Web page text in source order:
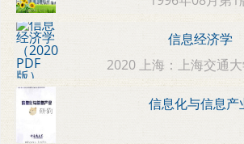
信息经济学
2020 上海：上海交通
信息化与信息产